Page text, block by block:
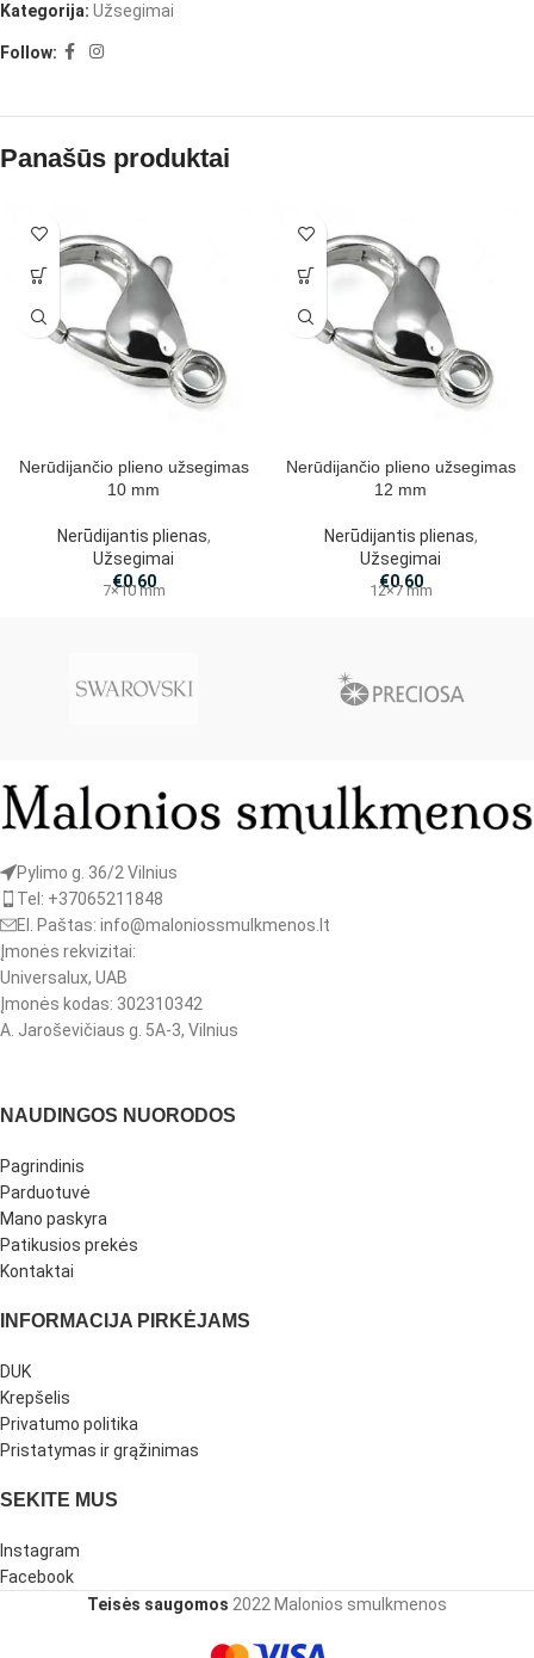
Kategorija: Užsegimai
Follow:
Panašūs produktai
Nerūdijančio plieno užsegimas
10 mm
Nerūdijantis plienas,
Užsegimai
€0.60
7×10 mm
Nerūdijančio plieno užsegimas
12 mm
Nerūdijantis plienas,
Užsegimai
€0.60
12×7 mm
Pylimo g. 36/2 Vilnius
Tel: +37065211848
El. Paštas: info@maloniossmulkmenos.lt
Įmonės rekvizitai:
Universalux, UAB
Įmonės kodas: 302310342
A. Jaroševičiaus g. 5A-3, Vilnius
NAUDINGOS NUORODOS
Pagrindinis
Parduotuvė
Mano paskyra
Patikusios prekės
Kontaktai
INFORMACIJA PIRKĖJAMS
DUK
Krepšelis
Privatumo politika
Pristatymas ir grąžinimas
SEKITE MUS
Instagram
Facebook
Teisės saugomos 2022 Malonios smulkmenos